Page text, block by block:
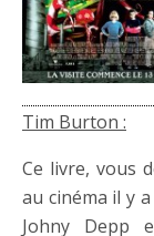
Tim Burton :
Ce livre, vous
au cinéma il y
Johny Depp